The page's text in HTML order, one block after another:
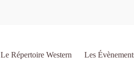
Le Répertoire Western Les